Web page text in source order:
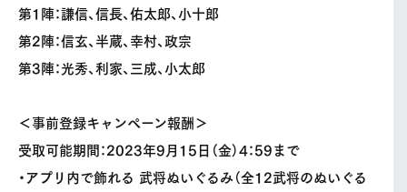
第1陣：謙信、信長、佑太郎、小十郎
第2陣：信玄、半蔵、幸村、政宗
第3陣：光秀、利家、三成、小太郎
＜事前登録キャンペーン報酬＞
受取可能期間：2023年9月15日（金）4：59まで
・アプリ内で飾れる 武将ぬいぐるみ（全12武将のぬいぐる